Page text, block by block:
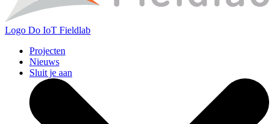
Logo Do IoT Fieldlab
Projecten
Nieuws
Sluit je aan